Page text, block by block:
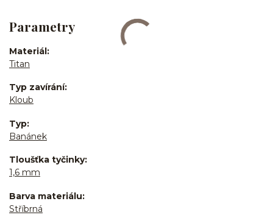
Parametry
Materiál
Titan
Typ zavírání
Kloub
Typ
Banánek
Tloušťka tyčinky
1,6 mm
Barva materiálu
Stříbrná